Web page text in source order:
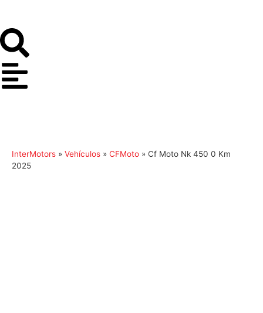
InterMotors » Vehículos » CFMoto » Cf Moto Nk 450 0 Km
2025